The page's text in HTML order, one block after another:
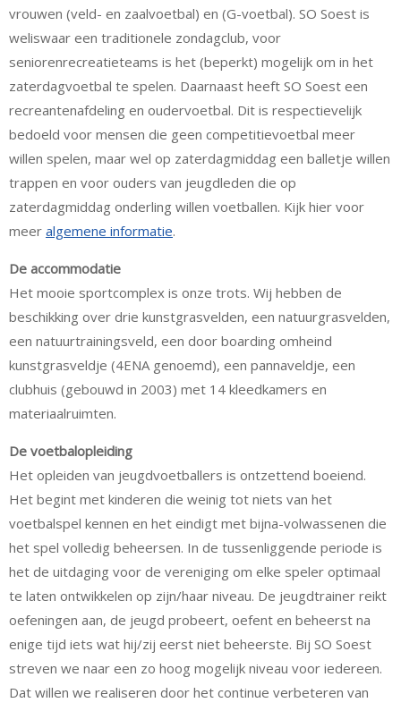
vrouwen (veld- en zaalvoetbal) en (G-voetbal). SO Soest is
weliswaar een traditionele zondagclub, voor
seniorenrecreatieteams is het (beperkt) mogelijk om in het
zaterdagvoetbal te spelen. Daarnaast heeft SO Soest een
recreantenafdeling en oudervoetbal. Dit is respectievelijk
bedoeld voor mensen die geen competitievoetbal meer
willen spelen, maar wel op zaterdagmiddag een balletje willen
trappen en voor ouders van jeugdleden die op
zaterdagmiddag onderling willen voetballen. Kijk hier voor
meer algemene informatie.
De accommodatie
Het mooie sportcomplex is onze trots. Wij hebben de
beschikking over drie kunstgrasvelden, een natuurgrasvelden,
een natuurtrainingsveld, een door boarding omheind
kunstgrasveldje (4ENA genoemd), een pannaveldje, een
clubhuis (gebouwd in 2003) met 14 kleedkamers en
materiaalruimten.
De voetbalopleiding
Het opleiden van jeugdvoetballers is ontzettend boeiend.
Het begint met kinderen die weinig tot niets van het
voetbalspel kennen en het eindigt met bijna-volwassenen die
het spel volledig beheersen. In de tussenliggende periode is
het de uitdaging voor de vereniging om elke speler optimaal
te laten ontwikkelen op zijn/haar niveau. De jeugdtrainer reikt
oefeningen aan, de jeugd probeert, oefent en beheerst na
enige tijd iets wat hij/zij eerst niet beheerste. Bij SO Soest
streven we naar een zo hoog mogelijk niveau voor iedereen.
Dat willen we realiseren door het continue verbeteren van